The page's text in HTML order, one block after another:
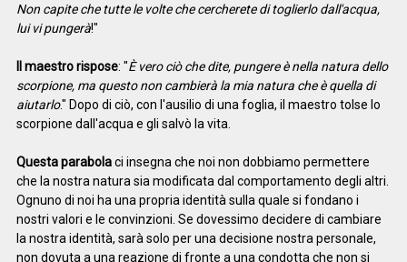
Non capite che tutte le volte che cercherete di toglierlo dall'acqua,
lui vi pungerà!"
Il maestro rispose: "È vero ciò che dite, pungere è nella natura dello
scorpione, ma questo non cambierà la mia natura che è quella di
aiutarlo." Dopo di ciò, con l'ausilio di una foglia, il maestro tolse lo
scorpione dall'acqua e gli salvò la vita.
Questa parabolaci insegna che noi non dobbiamo permettere
che la nostra natura sia modificata dal comportamento degli altri.
Ognuno di noi ha una propria identità sulla quale si fondano i
nostri valori e le convinzioni. Se dovessimo decidere di cambiare
la nostra identità, sarà solo per una decisione nostra personale,
non dovuta a una reazione di fronte a una condotta che non si